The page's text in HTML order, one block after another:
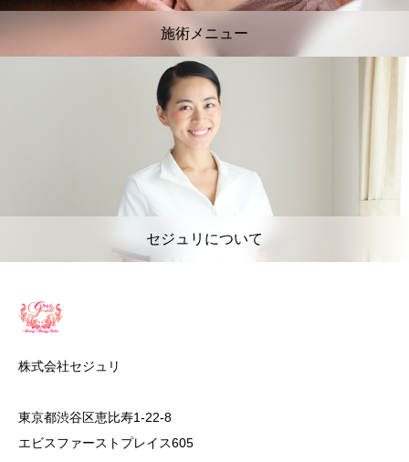
施術メニュー
セジュリについて
株式会社セジュリ
東京都渋谷区恵比寿1-22-8
エビスファーストプレイス605